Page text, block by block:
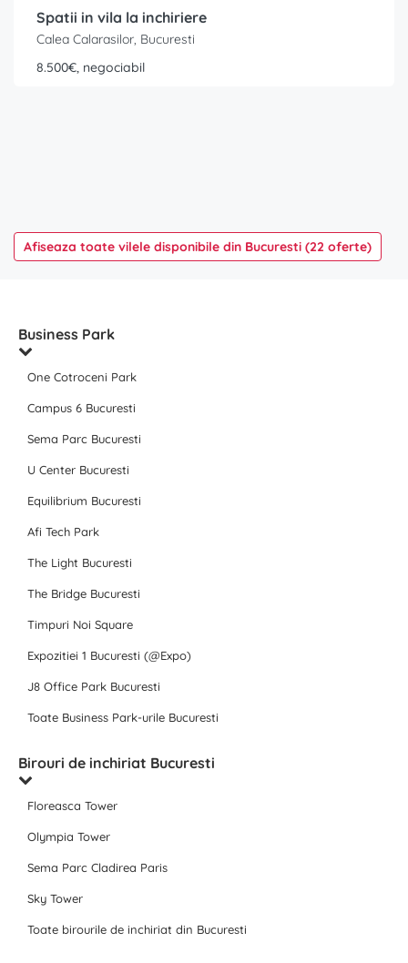
Spatii in vila la inchiriere
Calea Calarasilor, Bucuresti
8.500€, negociabil
Afiseaza toate vilele disponibile din Bucuresti (22 oferte)
Business Park
One Cotroceni Park
Campus 6 Bucuresti
Sema Parc Bucuresti
U Center Bucuresti
Equilibrium Bucuresti
Afi Tech Park
The Light Bucuresti
The Bridge Bucuresti
Timpuri Noi Square
Expozitiei 1 Bucuresti (@Expo)
J8 Office Park Bucuresti
Toate Business Park-urile Bucuresti
Birouri de inchiriat Bucuresti
Floreasca Tower
Olympia Tower
Sema Parc Cladirea Paris
Sky Tower
Toate birourile de inchiriat din Bucuresti